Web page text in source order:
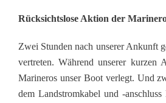
Rücksichtslose Aktion der
Zwei Stunden nach unserer Ankunft
vertreten. Während unserer kurzen
Marineros unser Boot verlegt. Und
dem Landstromkabel und -